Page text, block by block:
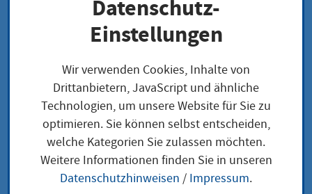
Lokale Anliegen
Erlaubnis zum Führen der Berufsbezeichnung
Medizinische Dokumentarin / Medizinischer
Dokumentar beantragen
Erlaubnis zum Führen
der
Datenschutz-
Einstellungen
Wir verwenden Cookies, Inhalte von
Drittanbietern, JavaScript und ähnliche
Technologien, um unsere Website für Sie zu
optimieren. Sie können selbst entscheiden,
welche Kategorien Sie zulassen möchten.
Weitere Informationen finden Sie in unseren
Datenschutzhinweisen / Impressum.